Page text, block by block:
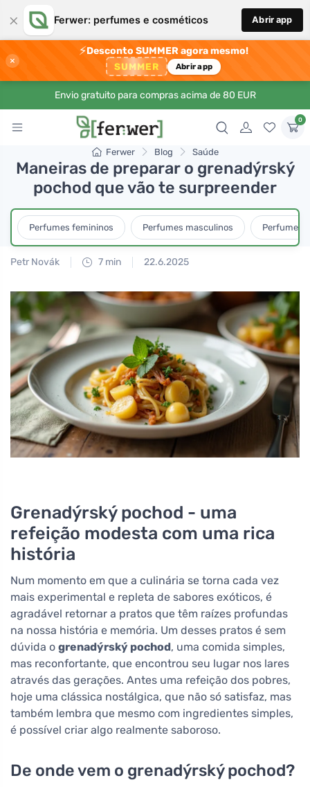
× Ferwer: perfumes e cosméticos Abrir app
×
⚡Desconto SUMMER agora mesmo!
SUMMER Abrir app
Envio gratuito para compras acima de 80 EUR
0
Ferwer Blog Saúde
Maneiras de preparar o grenadýrský
pochod que vão te surpreender
Perfumes femininos Perfumes masculinos Perfumes
Petr Novák 7 min 22.6.2025
Grenadýrský pochod - uma
refeição modesta com uma rica
história
Num momento em que a culinária se torna cada vez
mais experimental e repleta de sabores exóticos, é
agradável retornar a pratos que têm raízes profundas
na nossa história e memória. Um desses pratos é sem
dúvida o grenadýrský pochod, uma comida simples,
mas reconfortante, que encontrou seu lugar nos lares
através das gerações. Antes uma refeição dos pobres,
hoje uma clássica nostálgica, que não só satisfaz, mas
também lembra que mesmo com ingredientes simples,
é possível criar algo realmente saboroso.
De onde vem o grenadýrský pochod?